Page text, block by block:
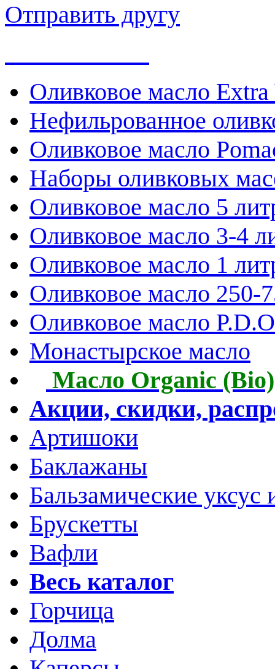
Отправить другу
Оливковое масло
Нефильрованное
Оливковое масло
Наборы оливковых
Оливковое масло 5
Оливковое масло 3-4
Оливковое масло 1
Оливковое масло 250-
Оливковое масло
Монастырское масло
Масло Organic (Bio)
Акции, скидки,
Артишоки
Баклажаны
Бальзамические уксус
Брускетты
Вафли
Весь каталог
Горчица
Долма